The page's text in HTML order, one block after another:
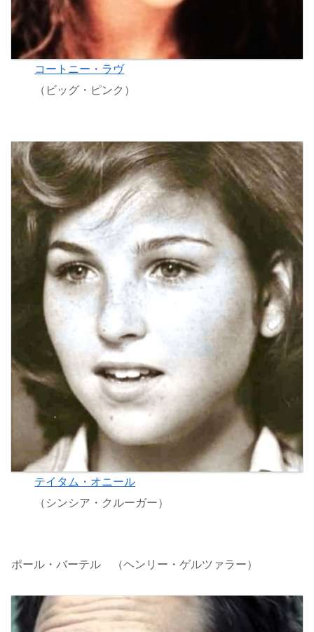
コートニー・ラヴ
（ビッグ・ピンク）
テイタム・オニール
（シンシア・クルーガー）
ポール・バーテル （ヘンリー・ゲルツァラー）